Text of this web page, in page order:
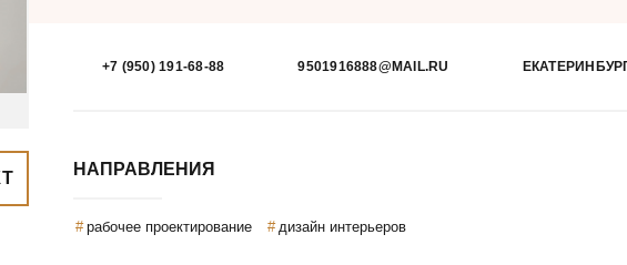
+7 (950) 191-68-88 9501916888@MAIL.RU
НАПРАВЛЕНИЯ
рабочее проектирование дизайн интерьеров